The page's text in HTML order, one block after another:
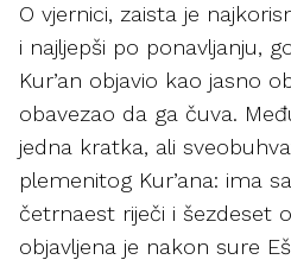
O vjernici, zaista je
i najljepši po ponavljanju,
Kur’an objavio kao jasno
obavezao da ga čuva.
jedna kratka, ali
plemenitog Kur’ana: ima
četrnaest riječi i šezdeset
objavljena je nakon sure